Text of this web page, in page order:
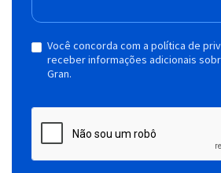
Você concorda com a política de
receber informações adicionais
Gran.